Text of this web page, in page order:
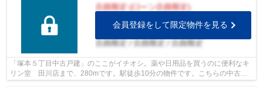
会員登録をして限定物件を見る
「塚本５丁目中古戸建」のここがイチオシ。薬や日用品を買うのに便利なキ
リン堂 田川店まで、280mです。駅徒歩10分の物件です。こちらの中古戸
建て物件は、子育ての環境としてもうっ...